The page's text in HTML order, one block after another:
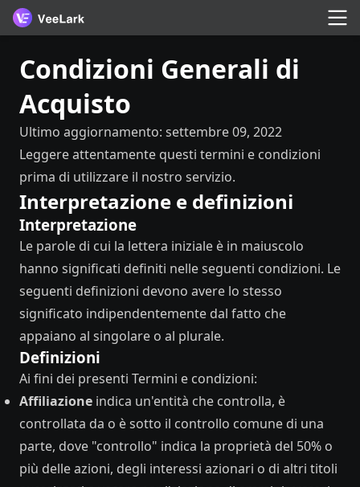
Condizioni Generali di
Acquisto
Ultimo aggiornamento: settembre 09, 2022
Leggere attentamente questi termini e condizioni
prima di utilizzare il nostro servizio.
Interpretazione e definizioni
Interpretazione
Le parole di cui la lettera iniziale è in maiuscolo
hanno significati definiti nelle seguenti condizioni. Le
seguenti definizioni devono avere lo stesso
significato indipendentemente dal fatto che
appaiano al singolare o al plurale.
Definizioni
Ai fini dei presenti Termini e condizioni:
Affiliazione indica un'entità che controlla, è
controllata da o è sotto il controllo comune di una
parte, dove "controllo" indica la proprietà del 50% o
più delle azioni, degli interessi azionari o di altri titoli